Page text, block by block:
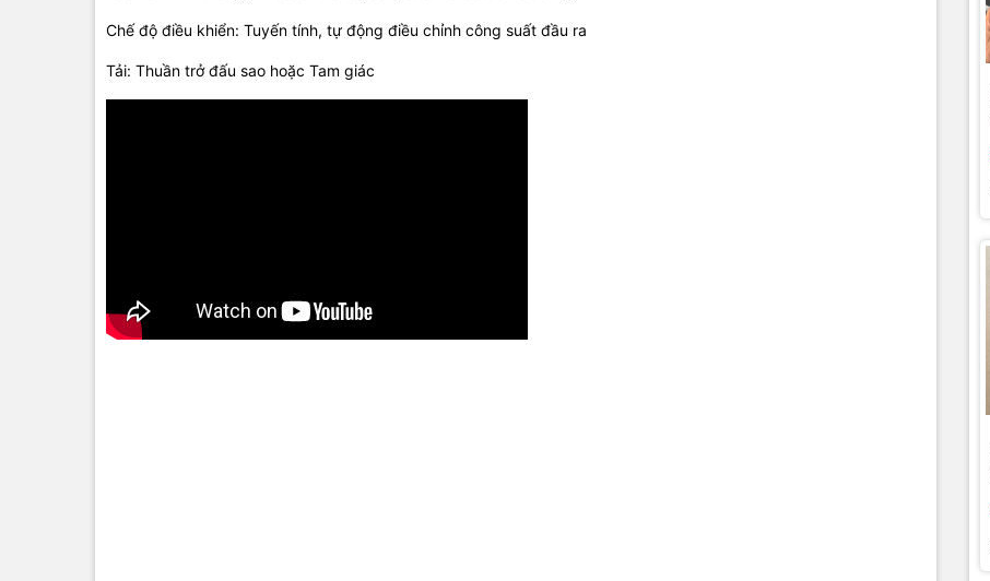
Chế độ điều khiển: Tuyến tính, tự động điều chỉnh công suất đầu ra
Tải: Thuần trở đấu sao hoặc Tam giác